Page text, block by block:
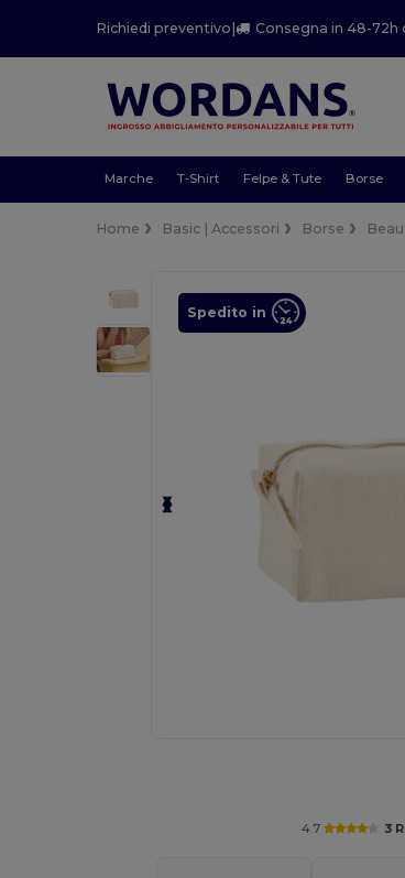
Richiedi preventivo | Consegna in 48-72h
Marche T-Shirt Felpe & Tute Borse
Home Basic | Accessori Borse
Spedito in
4.7 3